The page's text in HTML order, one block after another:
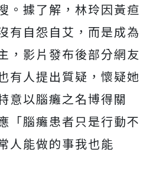
。據了解，林玲因黃疸
有自怨自艾，而是成為
，影片發布後部分網友
有人提出質疑，懷疑她
意以腦癱之名博得關
「腦癱患者只是行動不
人能做的事我也能